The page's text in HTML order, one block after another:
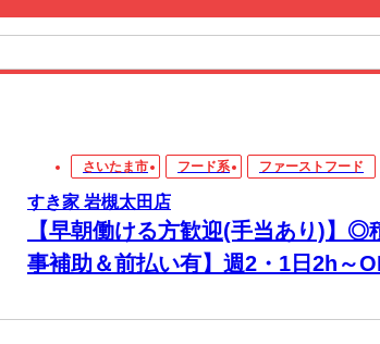
さいたま市 フード系 ファーストフード
すき家 岩槻太田店
【早朝働ける方歓迎(手当あり)】
事補助＆前払い有】週2・1日2h～